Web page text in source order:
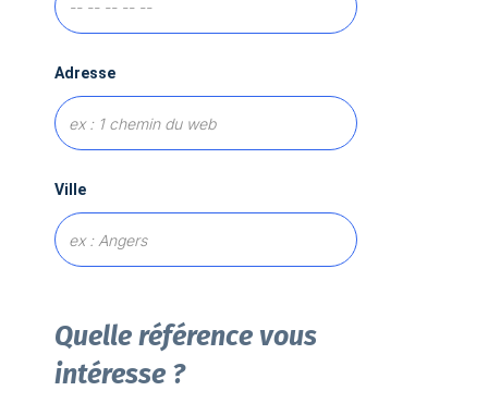
Adresse
Ville
Quelle référence vous
intéresse ?